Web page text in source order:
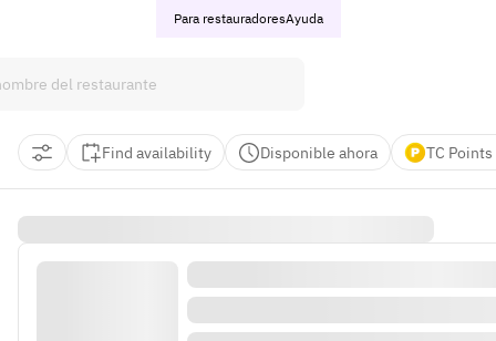
Para restauradoresAyuda
Find availability Disponible ahora TC Points